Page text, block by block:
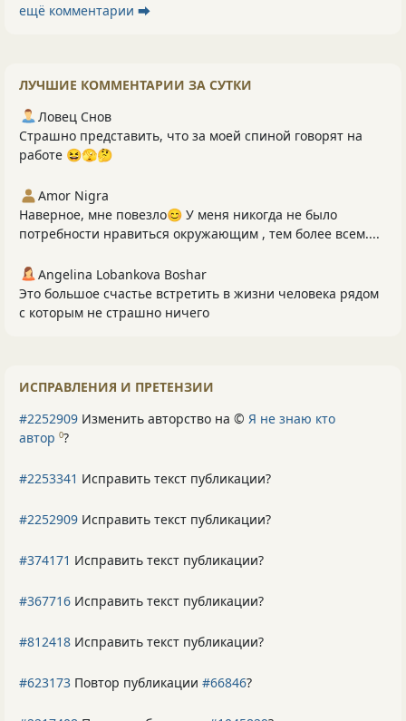
ещё комментарии ⮕
ЛУЧШИЕ КОММЕНТАРИИ ЗА СУТКИ
Ловец Снов
Страшно представить, что за моей спиной говорят на
работе 😆🫣🤔
Amor Nigra
Наверное, мне повезло😊 У меня никогда не было
потребности нравиться окружающим , тем более всем....
Angelina Lobankova Boshar
Это большое счастье встретить в жизни человека рядом
с которым не страшно ничего
ИСПРАВЛЕНИЯ И ПРЕТЕНЗИИ
#2252909 Изменить авторство на © Я не знаю кто
автор 0?
#2253341 Исправить текст публикации?
#2252909 Исправить текст публикации?
#374171 Исправить текст публикации?
#367716 Исправить текст публикации?
#812418 Исправить текст публикации?
#623173 Повтор публикации #66846?